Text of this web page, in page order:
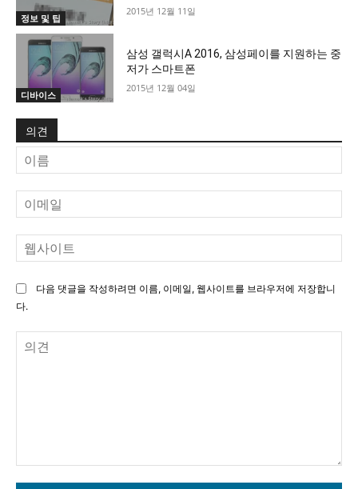
정보 및 팁
2015년 12월 11일
디바이스
삼성 갤럭시A 2016, 삼성페이를 지원하는 중
저가 스마트폰
2015년 12월 04일
의견
름
메
일
사
다음 댓글을 작성하려면 이름, 이메일, 웹사이트를 브라우저에 저장합니
다.